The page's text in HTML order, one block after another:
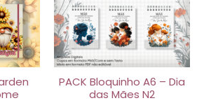
PACK Bloquinho A6 – Dia
das Mães N2